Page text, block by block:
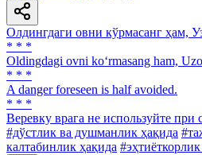
Олдингдаги овни кўрмасанг ҳам,
* * *
Oldingdagi ovni ko‘rmasang ham,
* * *
A danger foreseen is half avoided.
* * *
Веревку врага не используйте при
#дўстлик ва душманлик ҳақида
калтабинлик ҳақида